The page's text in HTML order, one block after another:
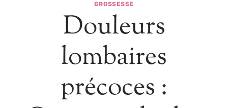
GROSSESSE
Douleurs
lombaires
précoces :